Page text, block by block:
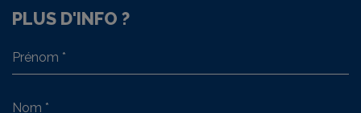
PLUS D'INFO ?